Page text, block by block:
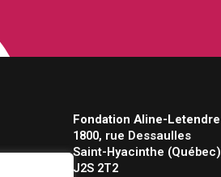
Fondation Aline-Letendre
1800, rue Dessaulles
Saint-Hyacinthe (Québec)
J2S 2T2